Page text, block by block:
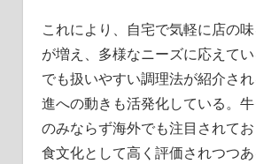
これにより、自宅で気軽に店の
が増え、多様なニーズに応えて
でも扱いやすい調理法が紹介さ
進への動きも活発化している。
のみならず海外でも注目されて
食文化として高く評価されつつ